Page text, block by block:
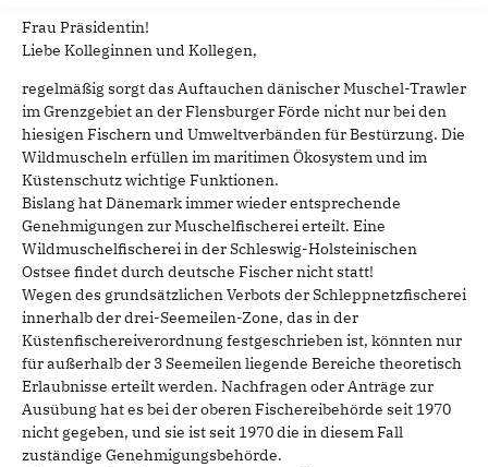
Frau Präsidentin!
Liebe Kolleginnen und Kollegen,
regelmäßig sorgt das Auftauchen dänischer Muschel-Trawler
im Grenzgebiet an der Flensburger Förde nicht nur bei den
hiesigen Fischern und Umweltverbänden für Bestürzung. Die
Wildmuscheln erfüllen im maritimen Ökosystem und im
Küstenschutz wichtige Funktionen.
Bislang hat Dänemark immer wieder entsprechende
Genehmigungen zur Muschelfischerei erteilt. Eine
Wildmuschelfischerei in der Schleswig-Holsteinischen
Ostsee findet durch deutsche Fischer nicht statt!
Wegen des grundsätzlichen Verbots der Schleppnetzfischerei
innerhalb der drei-Seemeilen-Zone, das in der
Küstenfischereiverordnung festgeschrieben ist, könnten nur
für außerhalb der 3 Seemeilen liegende Bereiche theoretisch
Erlaubnisse erteilt werden. Nachfragen oder Anträge zur
Ausübung hat es bei der oberen Fischereibehörde seit 1970
nicht gegeben, und sie ist seit 1970 die in diesem Fall
zuständige Genehmigungsbehörde.